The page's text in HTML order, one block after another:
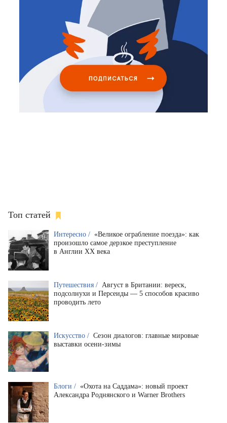
Топ статей
Интересно / «Великое ограбление поезда»: как
произошло самое дерзкое преступление
в Англии XX века
Путешествия / Август в Британии: вереск,
подсолнухи и Персеиды — 5 способов красиво
проводить лето
Искусство / Сезон диалогов: главные мировые
выставки осени-зимы
Блоги / «Охота на Саддама»: новый проект
Александра Роднянского и Warner Brothers